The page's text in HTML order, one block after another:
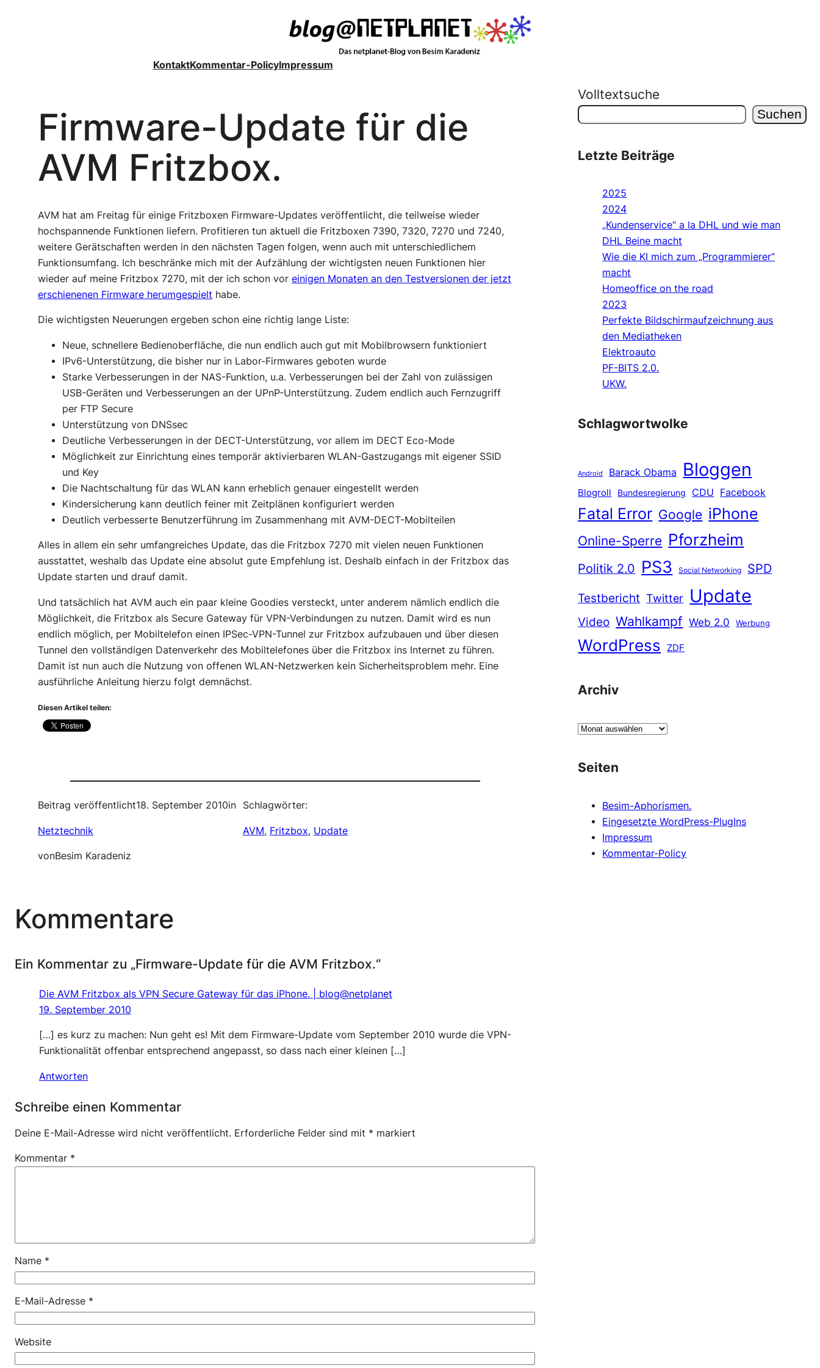
KontaktKommentar-PolicyImpressum
Firmware-Update für die
AVM Fritzbox.
AVM hat am Freitag für einige Fritzboxen Firmware-Updates veröffentlicht, die teilweise wieder
hochspannende Funktionen liefern. Profitieren tun aktuell die Fritzboxen 7390, 7320, 7270 und 7240,
weitere Gerätschaften werden in den nächsten Tagen folgen, wenn auch mit unterschiedlichem
Funktionsumfang. Ich beschränke mich mit der Aufzählung der wichtigsten neuen Funktionen hier
wieder auf meine Fritzbox 7270, mit der ich schon voreinigen Monaten an den Testversionen der jetzt
erschienenen Firmware herumgespielt habe.
Die wichtigsten Neuerungen ergeben schon eine richtig lange Liste:
Neue, schnellere Bedienoberfläche, die nun endlich auch gut mit Mobilbrowsern funktioniert
IPv6-Unterstützung, die bisher nur in Labor-Firmwares geboten wurde
Starke Verbesserungen in der NAS-Funktion, u.a. Verbesserungen bei der Zahl von zulässigen
USB-Geräten und Verbesserungen an der UPnP-Unterstützung. Zudem endlich auch Fernzugriff
per FTP Secure
Unterstützung von DNSsec
Deutliche Verbesserungen in der DECT-Unterstützung, vor allem im DECT Eco-Mode
Möglichkeit zur Einrichtung eines temporär aktivierbaren WLAN-Gastzugangs mit eigener SSID
und Key
Die Nachtschaltung für das WLAN kann erheblich genauer eingestellt werden
Kindersicherung kann deutlich feiner mit Zeitplänen konfiguriert werden
Deutlich verbesserte Benutzerführung im Zusammenhang mit AVM-DECT-Mobilteilen
Alles in allem ein sehr umfangreiches Update, das die Fritzbox 7270 mit vielen neuen Funktionen
ausstattet, weshalb das Update eine absolut gute Empfehlung ist. Deshalb einfach in der Fritzbox das
Update starten und drauf damit.
Und tatsächlich hat AVM auch ein paar kleine Goodies versteckt, unter anderem nämlich endlich die
Möglichkeit, die Fritzbox als Secure Gateway für VPN-Verbindungen zu nutzen. Damit wird es nun
endlich möglich, per Mobiltelefon einen IPSec-VPN-Tunnel zur Fritzbox aufzubauen und über diesen
Tunnel den vollständigen Datenverkehr des Mobiltelefones über die Fritzbox ins Internet zu führen.
Damit ist nun auch die Nutzung von offenen WLAN-Netzwerken kein Sicherheitsproblem mehr. Eine
ausführliche Anleitung hierzu folgt demnächst.
Diesen Artikel teilen:
Beitrag veröffentlicht18. September 2010in
Netztechnik
vonBesim Karadeniz
Schlagwörter:
AVM, Fritzbox, Update
Kommentare
Ein Kommentar zu „Firmware-Update für die AVM Fritzbox.“
Die AVM Fritzbox als VPN Secure Gateway für das iPhone. | blog@netplanet
19. September 2010
[…] es kurz zu machen: Nun geht es! Mit dem Firmware-Update vom September 2010 wurde die VPN-
Funktionalität offenbar entsprechend angepasst, so dass nach einer kleinen […]
Antworten
Schreibe einen Kommentar
Deine E-Mail-Adresse wird nicht veröffentlicht. Erforderliche Felder sind mit * markiert
Kommentar *
Name *
E-Mail-Adresse *
Website
Volltextsuche
Suchen
Letzte Beiträge
2025
2024
„Kundenservice“ a la DHL und wie man
DHL Beine macht
Wie die KI mich zum „Programmierer“
macht
Homeoffice on the road
2023
Perfekte Bildschirmaufzeichnung aus
den Mediatheken
Elektroauto
PF-BITS 2.0.
UKW.
Schlagwortwolke
Android Barack Obama Bloggen
Blogroll Bundesregierung CDU Facebook
Fatal Error Google iPhone
Online-Sperre Pforzheim
Politik 2.0 PS3 Social Networking
SPD
Testbericht Twitter Update
Video Wahlkampf Web 2.0 Werbung
WordPress ZDF
Archiv
A
h
Seiten
Besim-Aphorismen.
Eingesetzte WordPress-PlugIns
Impressum
Kommentar-Policy